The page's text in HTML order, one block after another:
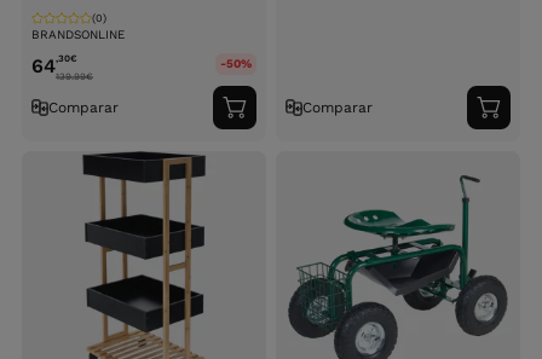
BRANDSONLINE
(0)
64,30€
139.99€
-50%
Comparar
Adicionar
ao
Comparar
ao